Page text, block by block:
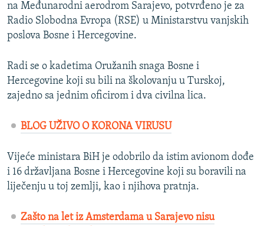
POST SCRIPTUM
MOJA EVROPA
SVE KARTE DEJTONA
NASTANAK I RASPAD JUGOSLAVIJE
na Međunarodni aerodrom Sarajevo, potvrđeno je za
Radio Slobodna Evropa (RSE) u Ministarstvu vanjskih
poslova Bosne i Hercegovine.
Radi se o kadetima Oružanih snaga Bosne i
Hercegovine koji su bili na školovanju u Turskoj,
zajedno sa jednim oficirom i dva civilna lica.
BLOG UŽIVO O KORONA VIRUSU
Vijeće ministara BiH je odobrilo da istim avionom dođe
i 16 državljana Bosne i Hercegovine koji su boravili na
liječenju u toj zemlji, kao i njihova pratnja.
Zašto na let iz Amsterdama u Sarajevo nisu